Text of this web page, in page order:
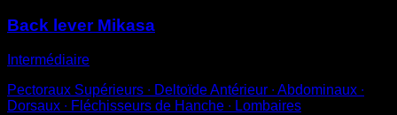
Back lever Mikasa
Intermédiaire
Pectoraux Supérieurs ∙ Deltoïde Antérieur ∙ Abdominaux ∙
Dorsaux ∙ Fléchisseurs de Hanche ∙ Lombaires